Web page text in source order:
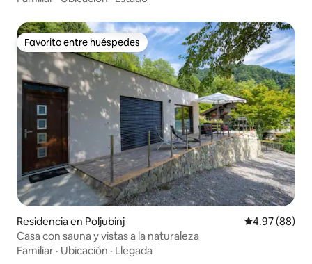
Favorito entre huéspedes
Favorito entre huéspedes
Residencia en Poljubinj Calificación
4.97 (88)
Casa con sauna y vistas a la naturaleza
Familiar · Ubicación · Llegada